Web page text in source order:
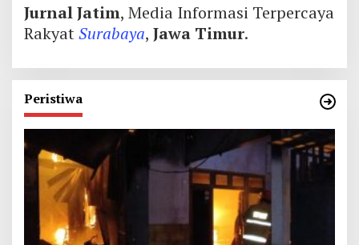
Jurnal Jatim, Media Informasi Terpercaya
RakyatSurabaya, Jawa Timur.
Peristiwa